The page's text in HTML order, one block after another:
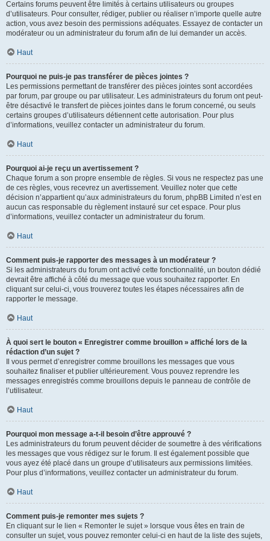
Certains forums peuvent être limités à certains utilisateurs ou groupes
d’utilisateurs. Pour consulter, rédiger, publier ou réaliser n’importe quelle autre
action, vous avez besoin des permissions adéquates. Essayez de contacter un
modérateur ou un administrateur du forum afin de lui demander un accès.
Haut
Pourquoi ne puis-je pas transférer de pièces jointes ?
Les permissions permettant de transférer des pièces jointes sont accordées
par forum, par groupe ou par utilisateur. Les administrateurs du forum ont peut-
être désactivé le transfert de pièces jointes dans le forum concerné, ou seuls
certains groupes d’utilisateurs détiennent cette autorisation. Pour plus
d’informations, veuillez contacter un administrateur du forum.
Haut
Pourquoi ai-je reçu un avertissement ?
Chaque forum a son propre ensemble de règles. Si vous ne respectez pas une
de ces règles, vous recevrez un avertissement. Veuillez noter que cette
décision n’appartient qu’aux administrateurs du forum, phpBB Limited n’est en
aucun cas responsable du règlement instauré sur cet espace. Pour plus
d’informations, veuillez contacter un administrateur du forum.
Haut
Comment puis-je rapporter des messages à un modérateur ?
Si les administrateurs du forum ont activé cette fonctionnalité, un bouton dédié
devrait être affiché à côté du message que vous souhaitez rapporter. En
cliquant sur celui-ci, vous trouverez toutes les étapes nécessaires afin de
rapporter le message.
Haut
À quoi sert le bouton « Enregistrer comme brouillon » affiché lors de la
rédaction d’un sujet ?
Il vous permet d’enregistrer comme brouillons les messages que vous
souhaitez finaliser et publier ultérieurement. Vous pouvez reprendre les
messages enregistrés comme brouillons depuis le panneau de contrôle de
l’utilisateur.
Haut
Pourquoi mon message a-t-il besoin d’être approuvé ?
Les administrateurs du forum peuvent décider de soumettre à des vérifications
les messages que vous rédigez sur le forum. Il est également possible que
vous ayez été placé dans un groupe d’utilisateurs aux permissions limitées.
Pour plus d’informations, veuillez contacter un administrateur du forum.
Haut
Comment puis-je remonter mes sujets ?
En cliquant sur le lien « Remonter le sujet » lorsque vous êtes en train de
consulter un sujet, vous pouvez remonter celui-ci en haut de la liste des sujets,